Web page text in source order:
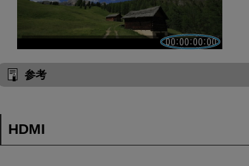
参考
HDMI